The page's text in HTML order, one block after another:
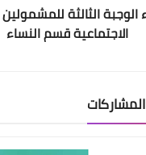
الثالثة للمشمولين
الاجتماعية قسم النساء